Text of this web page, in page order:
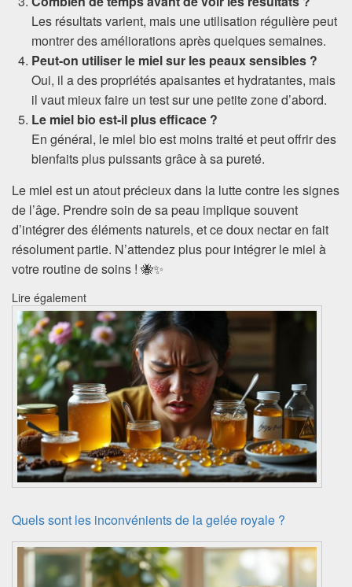
Les résultats varient, mais une utilisation régulière peut
montrer des améliorations après quelques semaines.
Peut-on utiliser le miel sur les peaux sensibles ?
Oui, il a des propriétés apaisantes et hydratantes, mais
il vaut mieux faire un test sur une petite zone d’abord.
Le miel bio est-il plus efficace ?
En général, le miel bio est moins traité et peut offrir des
bienfaits plus puissants grâce à sa pureté.
Le miel est un atout précieux dans la lutte contre les signes
de l’âge. Prendre soin de sa peau implique souvent
d’intégrer des éléments naturels, et ce doux nectar en fait
résolument partie. N’attendez plus pour intégrer le miel à
votre routine de soins ! 🐝✨
Lire également
Quels sont les inconvénients de la gelée royale ?